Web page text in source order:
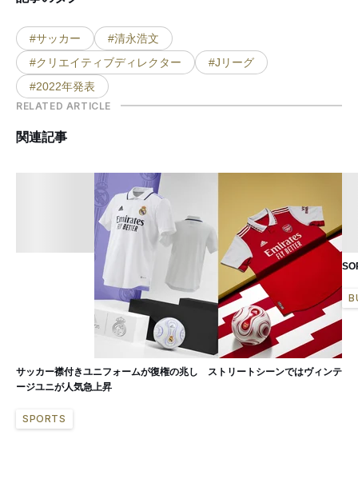
#サッカー
#清永浩文
#クリエイティブディレクター
#Jリーグ
#2022年発表
RELATED ARTICLE
関連記事
サッカー襟付きユニフォームが復権の兆し ストリートシーンではヴィンテ
ージユニが人気急上昇
SPORTS